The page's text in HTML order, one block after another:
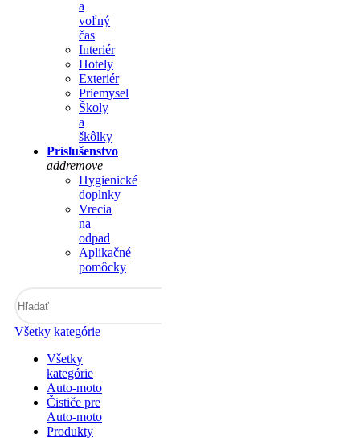
a
voľný
čas
Interiér
Hotely
Exteriér
Priemysel
Školy
a
škôlky
Príslušenstvo
addremove
Hygienické
doplnky
Vrecia
na
odpad
Aplikačné
pomôcky
Všetky kategórie
Všetky
kategórie
Auto-moto
Čističe pre
Auto-moto
Produkty